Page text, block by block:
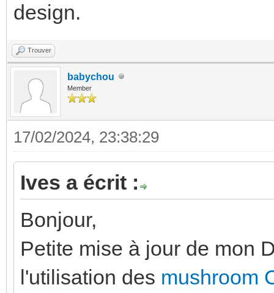
design.
Trouver
babychou
Member
17/02/2024, 23:38:29
Ives a écrit :
Bonjour,
Petite mise à jour de mon
l'utilisation des mushroom